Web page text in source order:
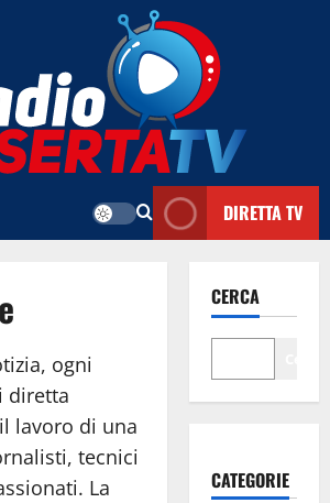
DIRETTA TV
ogni
diretta
lavoro di una
tecnici
La
CERCA
CATEGORIE